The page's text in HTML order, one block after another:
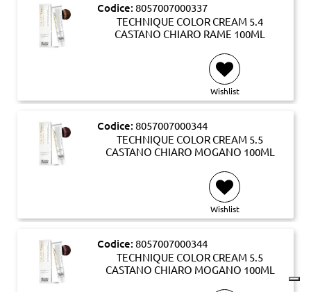
Codice: 8057007000337
TECHNIQUE COLOR CREAM 5.4
CASTANO CHIARO RAME 100ML
Wishlist
Codice: 8057007000344
TECHNIQUE COLOR CREAM 5.5
CASTANO CHIARO MOGANO 100ML
Wishlist
Codice: 8057007000344
TECHNIQUE COLOR CREAM 5.5
CASTANO CHIARO MOGANO 100ML